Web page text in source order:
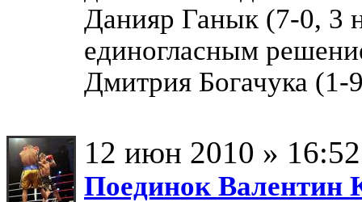
Данияр Ганык (7-0, 3
единогласным
Дмитрия Богачука (1-
12 июн 2010 » 16:52
Поединок Валентин